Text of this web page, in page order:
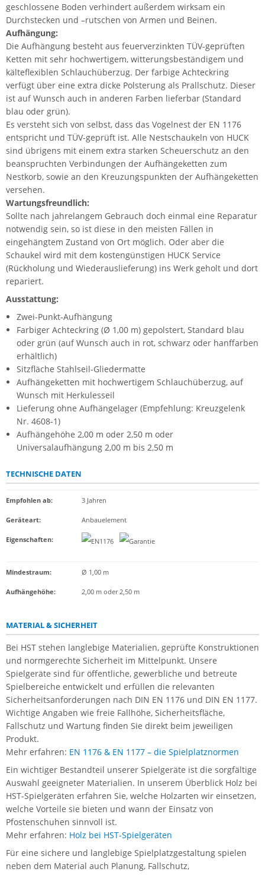
geschlossene Boden verhindert außerdem wirksam ein
Durchstecken und –rutschen von Armen und Beinen.
Aufhängung:
Die Aufhängung besteht aus feuerverzinkten TÜV-geprüften
Ketten mit sehr hochwertigem, witterungsbeständigem und
kälteflexiblen Schlauchüberzug. Der farbige Achteckring
verfügt über eine extra dicke Polsterung als Prallschutz. Dieser
ist auf Wunsch auch in anderen Farben lieferbar (Standard
blau oder grün).
Es versteht sich von selbst, dass das Vogelnest der EN 1176
entspricht und TÜV-geprüft ist. Alle Nestschaukeln von HUCK
sind übrigens mit einem extra starken Scheuerschutz an den
beanspruchten Verbindungen der Aufhängeketten zum
Nestkorb, sowie an den Kreuzungspunkten der Aufhängeketten
versehen.
Wartungsfreundlich:
Sollte nach jahrelangem Gebrauch doch einmal eine Reparatur
notwendig sein, so ist diese in den meisten Fällen in
eingehängtem Zustand von Ort möglich. Oder aber die
Schaukel wird mit dem kostengünstigen HUCK Service
(Rückholung und Wiederauslieferung) ins Werk geholt und dort
repariert.
Ausstattung:
Zwei-Punkt-Aufhängung
Farbiger Achteckring (Ø 1,00 m) gepolstert, Standard blau
oder grün (auf Wunsch auch in rot, schwarz oder hanffarben
erhältlich)
Sitzfläche Stahlseil-Gliedermatte
Aufhängeketten mit hochwertigem Schlauchüberzug, auf
Wunsch mit Herkulesseil
Lieferung ohne Aufhängelager (Empfehlung: Kreuzgelenk
Nr. 4608-1)
Aufhängehöhe 2,00 m oder 2,50 m oder
Universalaufhängung 2,00 m bis 2,50 m
TECHNISCHE DATEN
Empfohlen ab: 3 Jahren
Geräteart: Anbauelement
Eigenschaften:
Mindestraum: Ø 1,00 m
Aufhängehöhe: 2,00 m oder 2,50 m
MATERIAL & SICHERHEIT
Bei HST stehen langlebige Materialien, geprüfte Konstruktionen
und normgerechte Sicherheit im Mittelpunkt. Unsere
Spielgeräte sind für öffentliche, gewerbliche und betreute
Spielbereiche entwickelt und erfüllen die relevanten
Sicherheitsanforderungen nach DIN EN 1176 und DIN EN 1177.
Wichtige Angaben wie freie Fallhöhe, Sicherheitsfläche,
Fallschutz und Wartung finden Sie direkt beim jeweiligen
Produkt.
Mehr erfahren: EN 1176 & EN 1177 – die Spielplatznormen
Ein wichtiger Bestandteil unserer Spielgeräte ist die sorgfältige
Auswahl geeigneter Materialien. In unserem Überblick Holz bei
HST-Spielgeräten erfahren Sie, welche Holzarten wir einsetzen,
welche Vorteile sie bieten und wann der Einsatz von
Pfostenschuhen sinnvoll ist.
Mehr erfahren: Holz bei HST-Spielgeräten
Für eine sichere und langlebige Spielplatzgestaltung spielen
neben dem Material auch Planung, Fallschutz,